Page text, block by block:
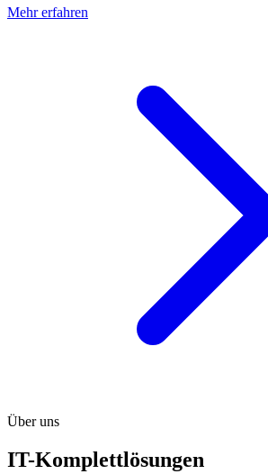
Mehr erfahren
Über uns
IT-Komplettlösungen